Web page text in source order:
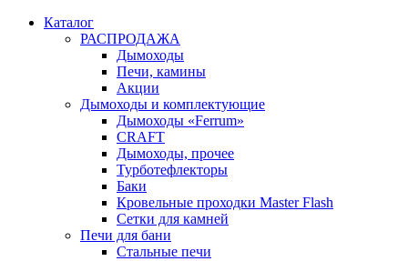
Каталог
РАСПРОДАЖА
Дымоходы
Печи, камины
Акции
Дымоходы и комплектующие
Дымоходы «Ferrum»
CRAFT
Дымоходы, прочее
Турботефлекторы
Баки
Кровельные проходки Master Flash
Сетки для камней
Печи для бани
Стальные печи